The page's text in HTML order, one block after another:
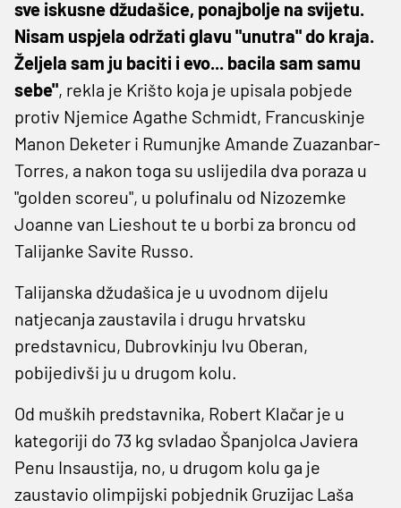
sve iskusne džudašice, ponajbolje na svijetu.
Nisam uspjela održati glavu "unutra" do kraja.
Željela sam ju baciti i evo... bacila sam samu
sebe", rekla je Krišto koja je upisala pobjede
protiv Njemice Agathe Schmidt, Francuskinje
Manon Deketer i Rumunjke Amande Zuazanbar-
Torres, a nakon toga su uslijedila dva poraza u
"golden scoreu", u polufinalu od Nizozemke
Joanne van Lieshout te u borbi za broncu od
Talijanke Savite Russo.
Talijanska džudašica je u uvodnom dijelu
natjecanja zaustavila i drugu hrvatsku
predstavnicu, Dubrovkinju Ivu Oberan,
pobijedivši ju u drugom kolu.
Od muških predstavnika, Robert Klačar je u
kategoriji do 73 kg svladao Španjolca Javiera
Penu Insaustija, no, u drugom kolu ga je
zaustavio olimpijski pobjednik Gruzijac Laša